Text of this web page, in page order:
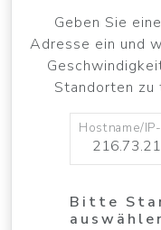
Geben Sie
Adresse ein und
Standorten zu
Hostname/
Bitte